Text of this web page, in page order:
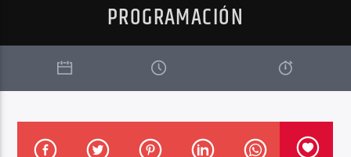
CANCIÓN ACTUAL
OFFSHORE (AMBIENT MIX)
PROGRAMACIÓN